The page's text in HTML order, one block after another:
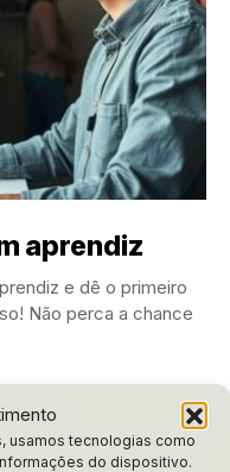
usamos tecnologias como
do dispositivo.
aprendiz
e dê o primeiro
Não perca a chance